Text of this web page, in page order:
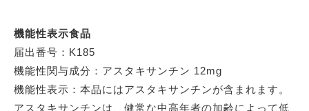
機能性表示食品
届出番号：K185
機能性関与成分：アスタキサンチン 12mg
機能性表示：本品にはアスタキサンチンが含まれます。
アスタキサンチンは、健常な中高年者の加齢によって低